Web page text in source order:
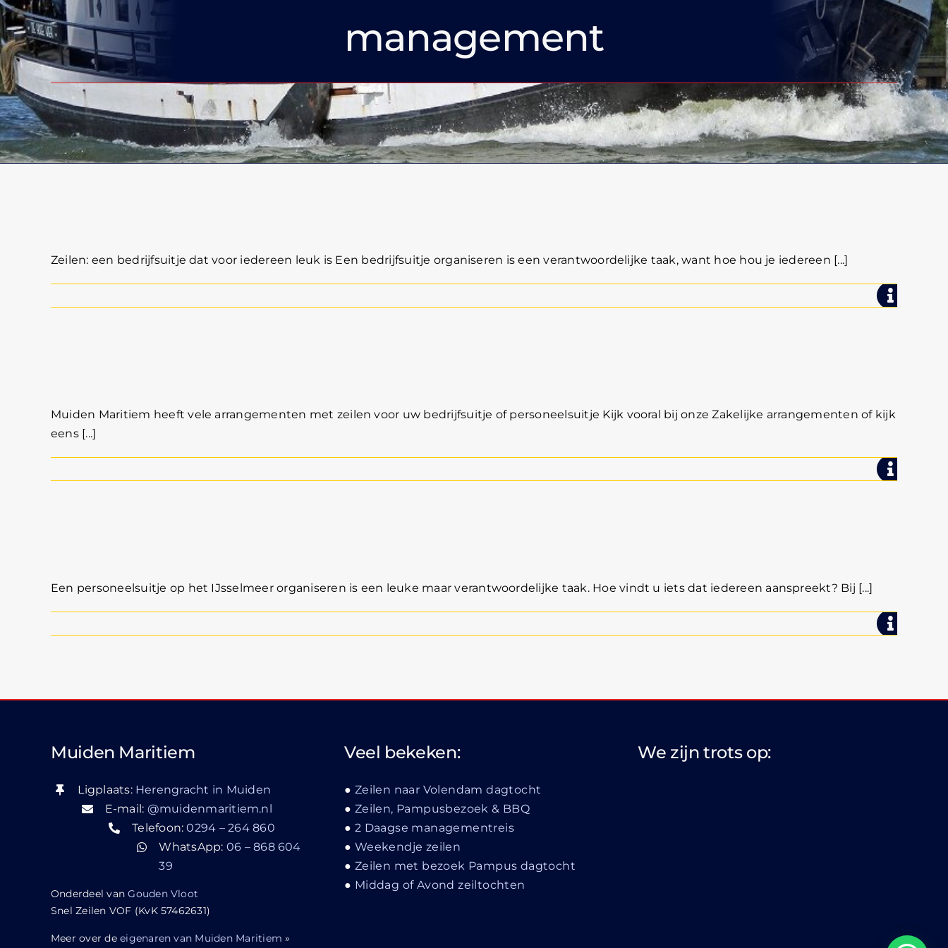
management
Zeilen: een bedrijfsuitje dat voor iedereen leuk is Een bedrijfsuitje organiseren is een verantwoordelijke taak, want hoe hou je iedereen [...]
Muiden Maritiem heeft vele arrangementen met zeilen voor uw bedrijfsuitje of personeelsuitje Kijk vooral bij onze Zakelijke arrangementen of kijk
eens [...]
Een personeelsuitje op het IJsselmeer organiseren is een leuke maar verantwoordelijke taak. Hoe vindt u iets dat iedereen aanspreekt? Bij [...]
Muiden Maritiem
Ligplaats: Herengracht in Muiden
E-mail: @muidenmaritiem.nl
Telefoon:0294 – 264 860
WhatsApp: 06 – 868 604
39
Onderdeel vanGouden Vloot
Snel Zeilen VOF (KvK 57462631)
Meer over deeigenaren van Muiden Maritiem »
Veel bekeken:
Zeilen naar Volendam dagtocht
Zeilen, Pampusbezoek & BBQ
2 Daagse managementreis
Weekendje zeilen
Zeilen met bezoek Pampus dagtocht
Middag of Avond zeiltochten
We zijn trots op: